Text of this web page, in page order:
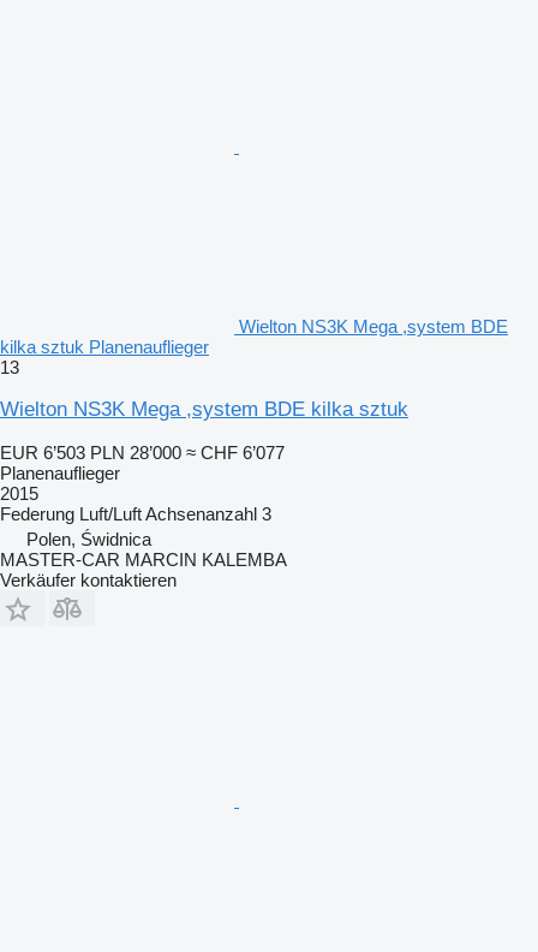
Wielton NS3K Mega ,system BDE
kilka sztuk Planenauflieger
13
Wielton NS3K Mega ,system BDE kilka sztuk
EUR 6’503 PLN 28’000 ≈ CHF 6’077
Planenauflieger
2015
Federung Luft/LuftAchsenanzahl 3
Polen, Świdnica
MASTER-CAR MARCIN KALEMBA
Verkäufer kontaktieren